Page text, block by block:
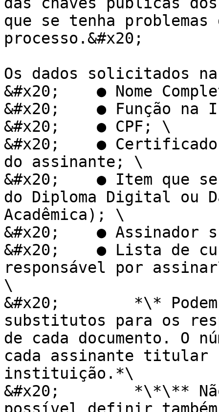
que se tenha problemas
processo.&#x20;
Os dados solicitados
&#x20;    ● Nome
&#x20;    ● Função
&#x20;    ● CPF; \
&#x20;    ●
do assinante; \
&#x20;    ● Item que
do Diploma Digital ou
Acadêmica); \
&#x20;    ●
&#x20;    ● Lista de
responsável por
\
&#x20;        *\* Podem
substitutos para os
de cada documento. O
cada assinante
instituição.*\
&#x20;        *\*\**